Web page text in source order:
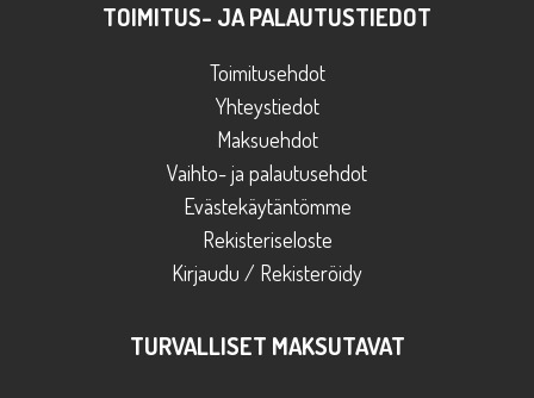
TOIMITUS- JA PALAUTUSTIEDOT
Toimitusehdot
Yhteystiedot
Maksuehdot
Vaihto- ja palautusehdot
Evästekäytäntömme
Rekisteriseloste
Kirjaudu / Rekisteröidy
TURVALLISET MAKSUTAVAT